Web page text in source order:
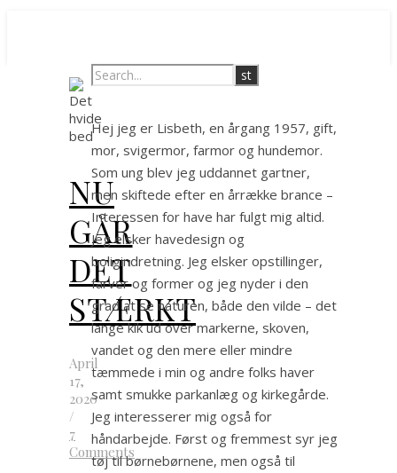
NU
GÅR
DET
STÆRKT
April
17,
2020
/
7
Comments
Hej jeg er Lisbeth, en årgang 1957, gift,
mor, svigermor, farmor og hundemor.
Som ung blev jeg uddannet gartner,
men skiftede efter en årrække brance –
Interessen for have har fulgt mig altid.
Jeg elsker havedesign og
boligindretning. Jeg elsker opstillinger,
farver og former og jeg nyder i den
grad at se naturen, både den vilde – det
lange kik ud over markerne, skoven,
vandet og den mere eller mindre
tæmmede i min og andre folks haver
samt smukke parkanlæg og kirkegårde.
Jeg interesserer mig også for
håndarbejde. Først og fremmest syr jeg
tøj til børnebørnene, men også til